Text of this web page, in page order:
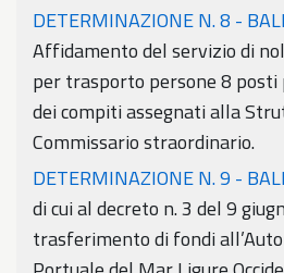
DETERMINAZIONE N. 8 -
Affidamento del servizio di
per trasporto persone 8 posti
dei compiti assegnati alla
Commissario straordinario.
DETERMINAZIONE N. 9 -
di cui al decreto n. 3 del 9
trasferimento di fondi